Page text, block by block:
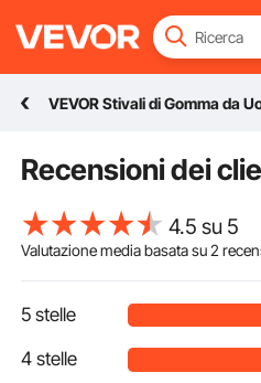
VEVOR Stivali di Gomma da Uomo, Taglia USA 11, Stivali da Caccia Impermeabili Antiscivolo,
Recensioni dei
4.5 su 5
Valutazione media basata su2
5 stelle
4 stelle